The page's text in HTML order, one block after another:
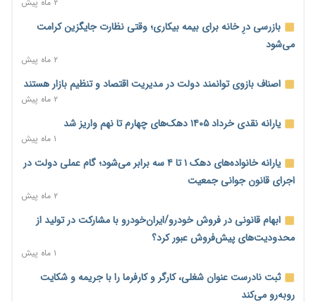
امسال گسترده‌تر می‌شود
۷ ساعت پیش
مطالبه کارگران جنوب برای پرداخت «حق جنگ»؛ از نفت و گاز تا
شبکه برق
۷ ساعت پیش
حساب‌های شرکت ملی نفت در بانک صنعت و معدن مسدود شد؛
بدهی یک میلیارد دلاری
درآمد کارگزاری‌ها چقدر است؟ کانون کارگزاران اعداد منتشرشده در
فضای مجازی را تکذیب کرد
بیکاری ۷ درصدی روی کاغذ؛ آیا در واقعیت هم این چنین است؟
روز خبرنگار؛ مطالبه‌ای فراتر از تبریک برای پاسداشت حقیقت و
امنیت شغلی
بازرسی درِ خانه برای بیمه بیکاری؛ وقتی نظارت جایگزین کرامت
می‌شود
۲ ماه پیش
اصناف بازوی توانمند دولت در مدیریت اقتصاد و تنظیم بازار هستند
۲ ماه پیش
یارانه نقدی خرداد ۱۴۰۵ دهک‌های چهارم تا نهم واریز شد
۱ ماه پیش
یارانه خانواده‌های دهک ۱ تا ۴ سه برابر می‌شود؛ گام عملی دولت در
اجرای قانون جوانی جمعیت
۲ ماه پیش
ابهام قانونی در فروش خودرو/ایران‌خودرو با مشارکت در تولید از
محدودیت‌های پیش‌فروش عبور کرد؟
۱ ماه پیش
ثبت نادرست عنوان شغلی، کارگر و کارفرما را با جریمه و شکایت
روبه‌رو می‌کند